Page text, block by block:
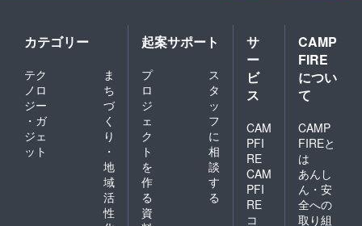
は10月
以降の
お届け
予定で
す。
DVD(1
枚） ●
あなた
も舞台
の一員
キスト
ラ体験
(どちら
かの作
品に出
演いた
だけま
す。詳
ルにお
名前を
掲載(会
場内に
掲示し
前) 【掲
示期
間】
HP：
ページ
が存続
する限
り／会
ん)：宛
名をご
希望の
際は
「備考
お名前
を記載
くださ
い ●ツ
カキン
2024 オ
リジナ
ル手ぬ
カテゴリー
テク
ノロ
ジー
・ガ
ジェ
ット
ま
ち
づ
く
り
・
地
域
活
性
起案サポート
プ
ロ
ジ
ェ
ク
ト
を
作
る
ス
タ
ッ
フ
に
相
談
す
る
資
サ
ー
ビ
ス
CAM
PFI
RE
CAM
PFI
RE
コ
CAMP
FIRE
につい
て
CAMP
FIREと
は
あんし
ん・安
全への
取り組